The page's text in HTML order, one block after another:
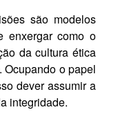
são modelos
enxergar como o
da cultura ética
o papel
dever assumir a
integridade.